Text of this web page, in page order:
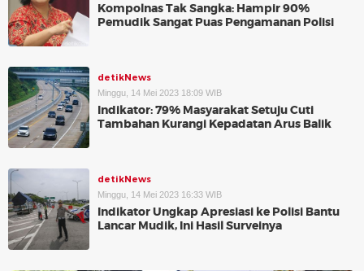
Kompolnas Tak Sangka: Hampir 90%
Pemudik Sangat Puas Pengamanan Polisi
detikNews
Minggu, 14 Mei 2023 18:09 WIB
Indikator: 79% Masyarakat Setuju Cuti
Tambahan Kurangi Kepadatan Arus Balik
detikNews
Minggu, 14 Mei 2023 16:33 WIB
Indikator Ungkap Apresiasi ke Polisi Bantu
Lancar Mudik, Ini Hasil Surveinya